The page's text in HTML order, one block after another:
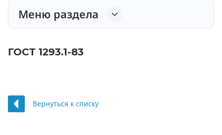
Меню раздела
ГОСТ 1293.1-83
Вернуться к списку